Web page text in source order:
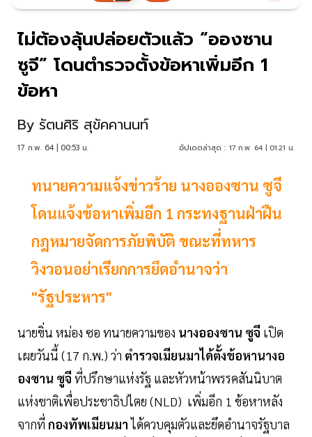
ไม่ต้องลุ้นปล่อยตัวแล้ว “อองซาน
ซูจี” โดนตำรวจตั้งข้อหาเพิ่มอีก 1
ข้อหา
By รัตนศิริ สุขัคคานนท์
17 ก.พ. 64 | 00:53 น. อัปเดตล่าสุด : 17 ก.พ. 64 | 01:21 น.
ทนายความแจ้งข่าวร้าย นางอองซาน ซูจี
โดนแจ้งข้อหาเพิ่มอีก 1 กระทงฐานฝ่าฝืน
กฎหมายจัดการภัยพิบัติ ขณะที่ทหาร
วิงวอนอย่าเรียกการยึดอำนาจว่า
"รัฐประหาร"
นายขิ่น หม่อง ซอ ทนายความของ นางอองซาน ซูจี เปิด
เผยวันนี้ (17 ก.พ.) ว่า ตำรวจเมียนมาได้ตั้งข้อหานางอ
องซาน ซูจี ที่ปรึกษาแห่งรัฐ และหัวหน้าพรรคสันนิบาต
แห่งชาติเพื่อประชาธิปไตย (NLD) เพิ่มอีก 1 ข้อหาหลัง
จากที่ กองทัพเมียนมาได้ควบคุมตัวและยึดอำนาจรัฐบาล